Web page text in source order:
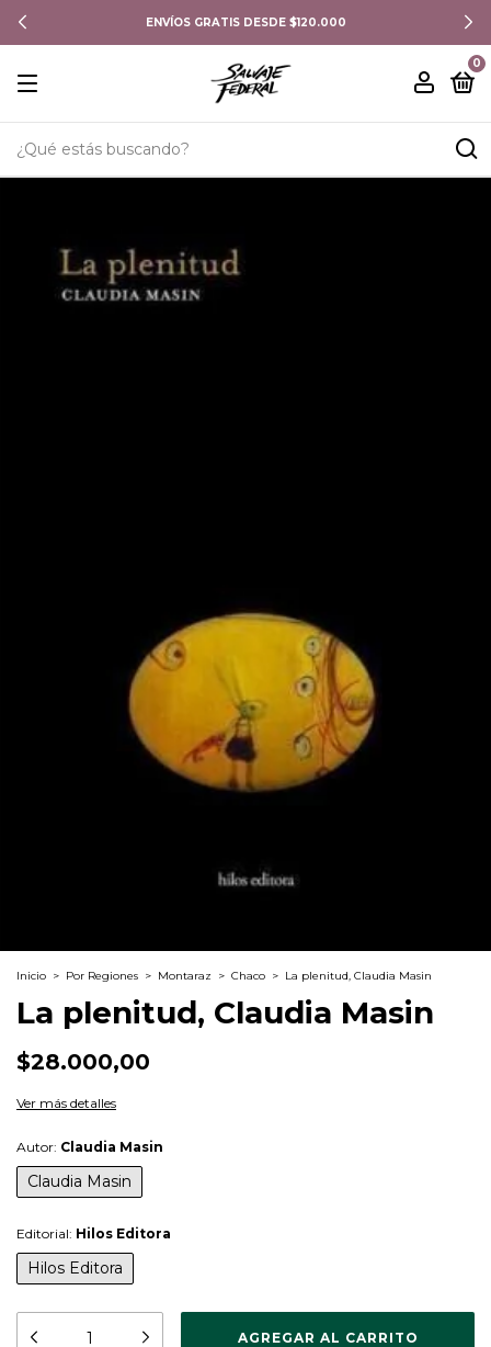
ENVÍOS GRATIS DESDE $120.000
0
Inicio > Por Regiones > Montaraz > Chaco > La plenitud, Claudia Masin
La plenitud, Claudia Masin
$28.000,00
Ver más detalles
Autor: Claudia Masin
Claudia Masin
Editorial: Hilos Editora
Hilos Editora